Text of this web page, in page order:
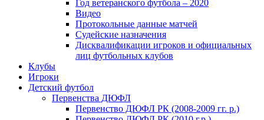
Год ветеранского футбола – 2020
Видео
Протокольные данные матчей
Судейские назначения
Дисквалификации игроков и официальных
лиц футбольных клубов
Клубы
Игроки
Детский футбол
Первенства ДЮФЛ
Первенство ДЮФЛ РК (2008-2009 гг. р.)